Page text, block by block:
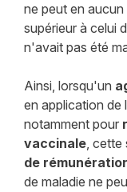
ne peut en
supérieur à celui
n'avait pas été
Ainsi, lorsqu'un
en application de
notamment pour
vaccinale, cette
de
de maladie ne